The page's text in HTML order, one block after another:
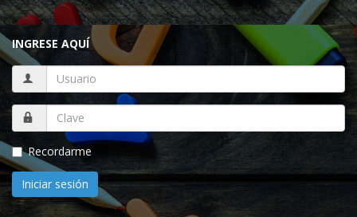
INGRESE AQUÍ
Recordarme
Iniciar sesión